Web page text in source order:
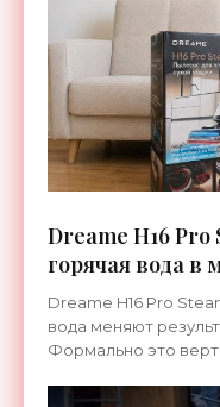
Dreame H16
горячая вода
«Гаджеты»
Dreame H16 Pro
вода меняют
Формально это